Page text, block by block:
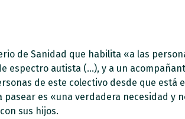
de Sanidad que habilita «a las
espectro autista (…), y a un
de este colectivo desde que está
es «una verdadera necesidad y
sus hijos.